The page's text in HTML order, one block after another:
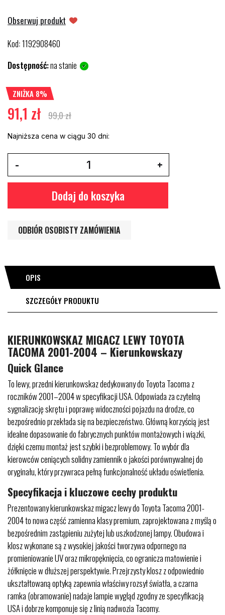
Obserwuj produkt
Kod:1192908460
Dostępność:na stanie
ZNIŻKA 8%
91,1 zł 99,0 zł
Najniższa cena w ciągu 30 dni:
Dodaj do koszyka
ODBIÓR OSOBISTY ZAMÓWIENIA
OPIS
SZCZEGÓŁY PRODUKTU
KIERUNKOWSKAZ MIGACZ LEWY TOYOTA
TACOMA 2001-2004 – Kierunkowskazy
Quick Glance
To lewy, przedni kierunkowskaz dedykowany do Toyota Tacoma z
roczników 2001–2004 w specyfikacji USA. Odpowiada za czytelną
sygnalizację skrętu i poprawę widoczności pojazdu na drodze, co
bezpośrednio przekłada się na bezpieczeństwo. Główną korzyścią jest
idealne dopasowanie do fabrycznych punktów montażowych i wiązki,
dzięki czemu montaż jest szybki i bezproblemowy. To wybór dla
kierowców ceniących solidny zamiennik o jakości porównywalnej do
oryginału, który przywraca pełną funkcjonalność układu oświetlenia.
Specyfikacja i kluczowe cechy produktu
Prezentowany kierunkowskaz migacz lewy do Toyota Tacoma 2001-
2004 to nowa część zamienna klasy premium, zaprojektowana z myślą o
bezpośrednim zastąpieniu zużytej lub uszkodzonej lampy. Obudowa i
klosz wykonane są z wysokiej jakości tworzywa odpornego na
promieniowanie UV oraz mikropęknięcia, co ogranicza matowienie i
żółknięcie w dłuższej perspektywie. Przejrzysty klosz z odpowiednio
ukształtowaną optyką zapewnia właściwy rozsył światła, a czarna
ramka (obramowanie) nadaje lampie wygląd zgodny ze specyfikacją
USA i dobrze komponuje się z linią nadwozia Tacomy.